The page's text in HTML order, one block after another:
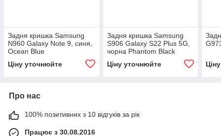
Задня кришка Samsung
N960 Galaxy Note 9, синя,
Ocean Blue
Ціну уточнюйте
Задня кришка Samsung
S906 Galaxy S22 Plus 5G,
чорна Phantom Black
Ціну уточнюйте
Про нас
100% позитивних з 10 відгуків за рік
Працює з 30.08.2016